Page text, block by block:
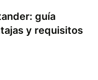
guía
y requisitos